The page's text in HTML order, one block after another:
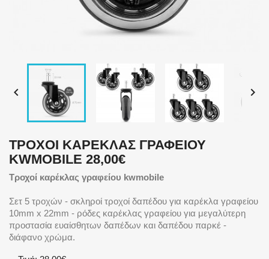
 
ΤΡΟΧΟΊ ΚΑΡΈΚΛΑΣ ΓΡΑΦΕΊΟΥ
KWMOBILE 28,00€
Τροχοί καρέκλας γραφείου kwmobile
Σετ 5 τροχών - σκληροί τροχοί δαπέδου για καρέκλα γραφείου
10mm x 22mm - ρόδες καρέκλας γραφείου για μεγαλύτερη
προστασία ευαίσθητων δαπέδων και δαπέδου παρκέ -
διάφανο χρώμα.